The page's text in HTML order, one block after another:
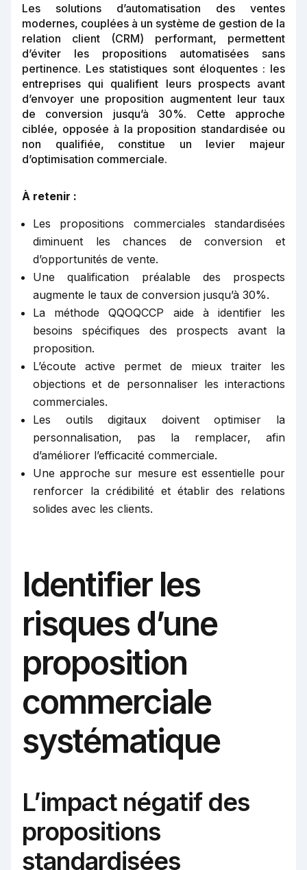
Les solutions d’automatisation des ventes
modernes, couplées à un système de gestion de la
relation client (CRM) performant, permettent
d’éviter les propositions automatisées sans
pertinence. Les statistiques sont éloquentes : les
entreprises qui qualifient leurs prospects avant
d’envoyer une proposition augmentent leur taux
de conversion jusqu’à 30%. Cette approche
ciblée, opposée à la proposition standardisée ou
non qualifiée, constitue un levier majeur
d’optimisation commerciale.
À retenir :
Les propositions commerciales standardisées
diminuent les chances de conversion et
d’opportunités de vente.
Une qualification préalable des prospects
augmente le taux de conversion jusqu’à 30%.
La méthode QQOQCCP aide à identifier les
besoins spécifiques des prospects avant la
proposition.
L’écoute active permet de mieux traiter les
objections et de personnaliser les interactions
commerciales.
Les outils digitaux doivent optimiser la
personnalisation, pas la remplacer, afin
d’améliorer l’efficacité commerciale.
Une approche sur mesure est essentielle pour
renforcer la crédibilité et établir des relations
solides avec les clients.
Identifier les
risques d’une
proposition
commerciale
systématique
L’impact négatif des
propositions
standardisées